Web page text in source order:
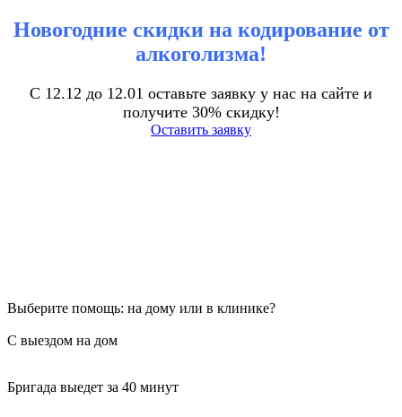
Новогодние скидки на кодирование от
алкоголизма!
С 12.12 до 12.01 оставьте заявку у нас на сайте и
получите 30% скидку!
Оставить заявку
Выберите помощь: на дому или в клинике?
С выездом на дом
Бригада выедет за 40 минут